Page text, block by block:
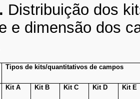
Distribuição dos
e dimensão dos
Tipos de kits/quantitativos de campos
Kit A Kit B Kit C Kit D Kit E